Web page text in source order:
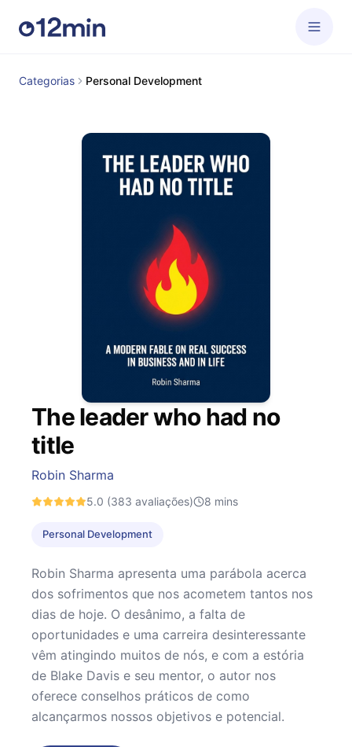
Categorias Personal Development
The leader who had no
title
Robin Sharma
5.0 (383 avaliações) 8 mins
Personal Development
Robin Sharma apresenta uma parábola acerca
dos sofrimentos que nos acometem tantos nos
dias de hoje. O desânimo, a falta de
oportunidades e uma carreira desinteressante
vêm atingindo muitos de nós, e com a estória
de Blake Davis e seu mentor, o autor nos
oferece conselhos práticos de como
alcançarmos nossos objetivos e potencial.